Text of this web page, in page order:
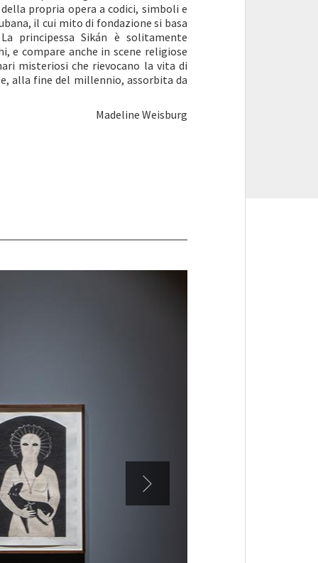
propria opera a codici, simboli e
il cui mito di fondazione si basa
principessa Sikán è solitamente
e compare anche in scene religiose
misteriosi che rievocano la vita di
alla fine del millennio, assorbita da
Madeline Weisburg